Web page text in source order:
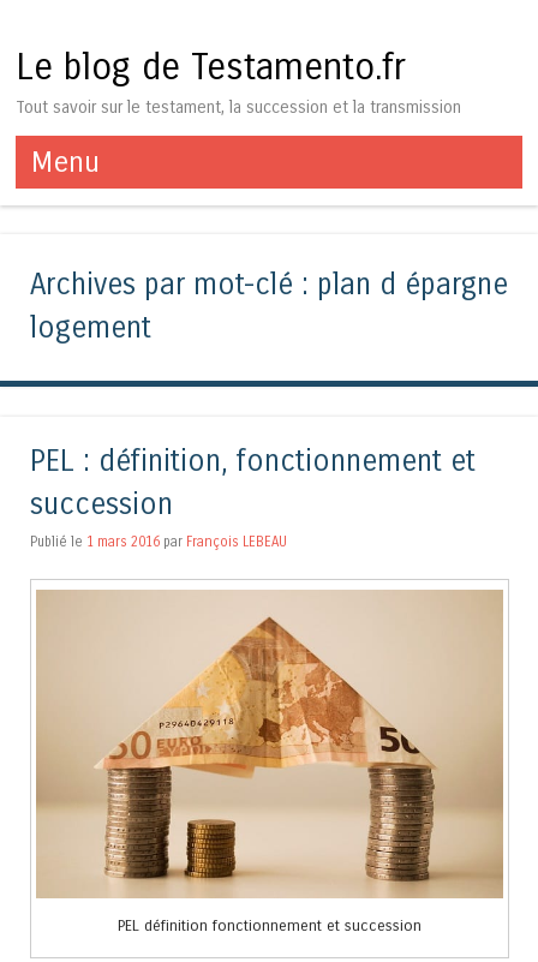
Le blog de Testamento.fr
Tout savoir sur le testament, la succession et la transmission
Menu
Aller au contenu
Archives par mot-clé : plan d épargne
logement
PEL : définition, fonctionnement et
succession
Publié le 1 mars 2016 par François LEBEAU
PEL définition fonctionnement et succession